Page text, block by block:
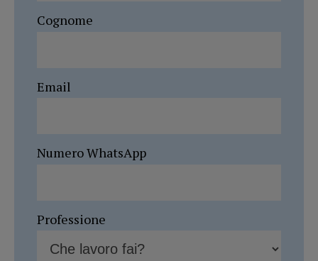
Cognome
Email
Numero WhatsApp
Professione